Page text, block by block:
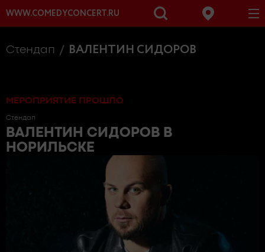
WWW.COMEDYCONCERT.RU
Стендап ВАЛЕНТИН СИДОРОВ
МЕРОПРИЯТИЕ ПРОШЛО
Стендап
ВАЛЕНТИН СИДОРОВ В
НОРИЛЬСКЕ